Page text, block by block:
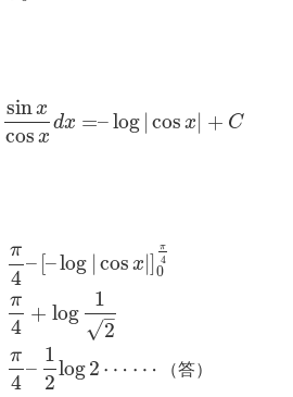
sinx
cos x
dx =–log | cos x| + C
π
4
– [–log | cos x|]
π
4
0
π
4
+ log
1
2
–
√
π
4
–
1
2
log2 ⋯ ⋯ （答）